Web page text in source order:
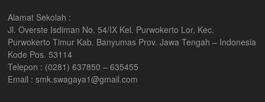
Alamat Sekolah :
Jl. Overste Isdiman No. 54/IX Kel. Purwokerto Lor, Kec.
Purwokerto Timur Kab. Banyumas Prov. Jawa Tengah – Indonesia
Kode Pos. 53114
Telepon : (0281) 637850 – 635455
Email : smk.swagaya1@gmail.com